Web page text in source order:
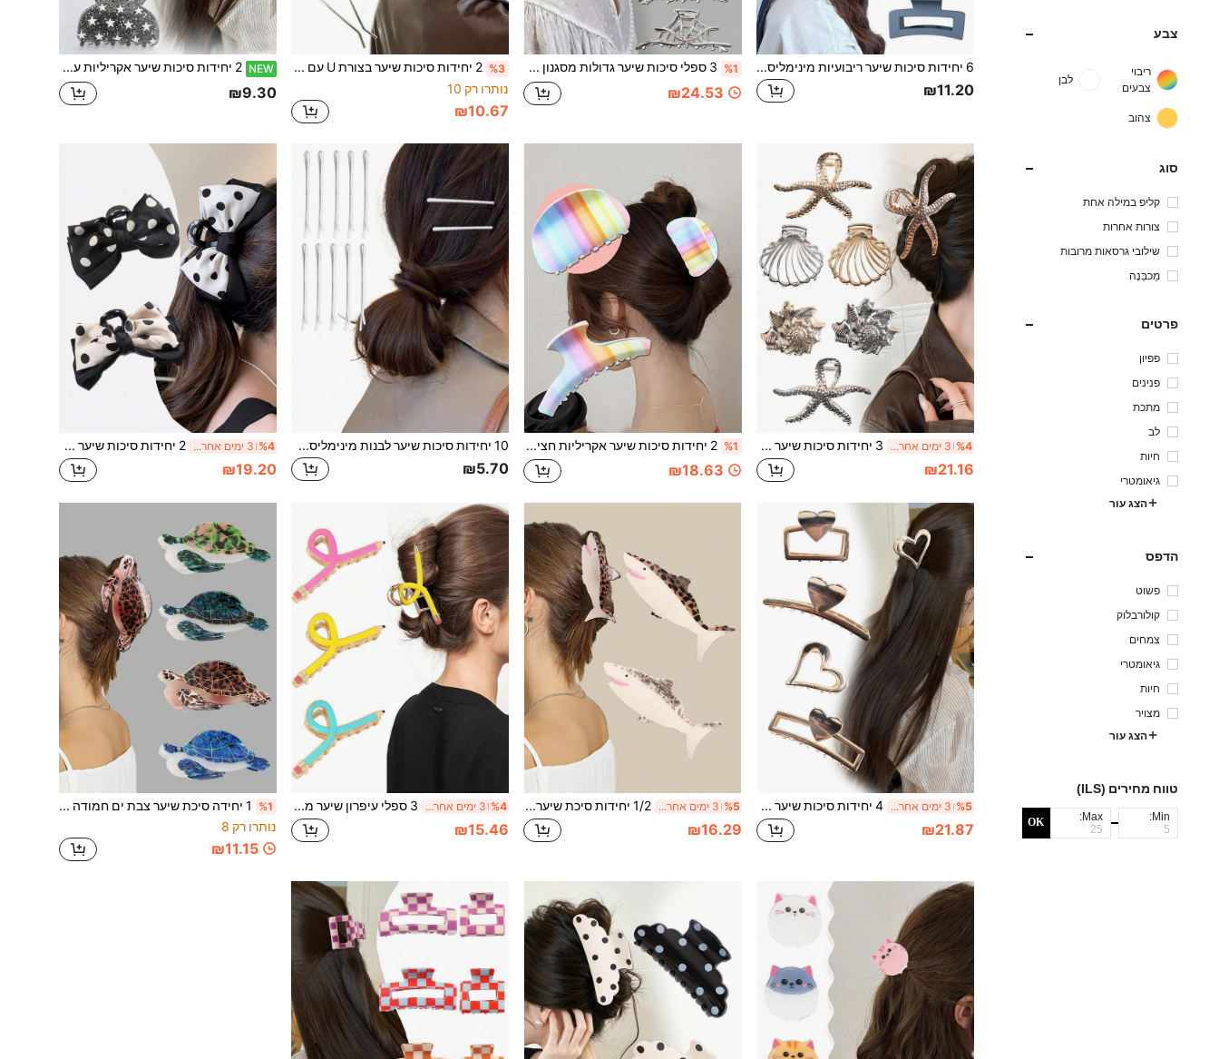
צבע
ריבוי
צבעים
לבן
צהוב
סוג
קליפ במילה אחת
צורות אחרות
שילובי גרסאות מרובות
מַכבֵּנָה
פרטים
פפיון
פנינים
מתכת
לב
חיות
גיאומטרי
הצג עור
הדפס
פשוט
קולורבלוק
צמחים
גיאומטרי
חיות
מצויר
הצג עור
טווח מחירים (ILS)
Min:
Max:
OK
6 יחידות סיכות שיער ריבועיות מינימליסטיות בצבעים חלקים במראה מט, סיכות שיער חלולות איכותיות לחלק האחורי של הראש, למקלחת, לשיער חצוי, לזנב סוס גבוה, לקיבוע שיער ללא קמטים, מתאימות ליציאות, ספורט, קניות, מסיבות, קמפינג, הופעות, תה אחר הצהריים, אביזרי שיער רב-שימושיים, מתנה פרקטית ליום האהבה, לחזרה לבית הספר, לחג ההודיה, ליום הולדת
₪11.20
%1 3 ספלי סיכות שיער גדולות מסגנון כהה של הלווין עם עיטורי עכביש, רשת עכביש, גולגולת ויד עכביש מסגסוגת, סיכות שיער חלולות פרימיום לשיער עבה, עיצוב שיער חצי-אסוף, סיכות קיבוע שיער ללא תפרים ליציאות, ספורט, קניות, מסיבות, מפגשים, אווירת חג, אביזרי שיער אישיים ומשעשעים, חזרה לבית הספר, הלווין, קרנבל, יום נישואין, יום הולדת, מתנה אידיאלית
₪24.53
%3
2 יחידות סיכות שיער בצורת U עם עיטורי ריינסטון בצורת עלה, סיכות אלגנטיות לסידור שיער בבסיס הראש לנשים ובנות, קליפים לקיבוע חצי שיער, אביזרי שיער יוקרתיים למסיבת ערב, נשף, חתונה, האנפו, צ'ונגסאם, שמלת מאמיאן, מתנה אידיאלית ליום האהבה, יום האם, יום נישואין, יום הולדת
נותרו רק 10
₪10.67
NEW 2 יחידות סיכות שיער אקריליות עם נצנצים דקים איכותיים בצורת כוכב, גדלים גדול וקטן, סיכות שיער אלגנטיות לאחורי הראש לחצי-אסוף, קוקו גבוה, מקלחת, יציאות, ספורט, קניות, מסיבות, מפגשים, חופשת חוף, הופעות, תה אחר הצהריים, אביזרי שיער מעודנים, מתנה אידיאלית ליום האהבה, חזרה לבית הספר, יום נישואין, יום הולדת
₪9.30
%4 3 ימים אחרונים 3 יחידות סיכות שיער מותאמות אישית בצורת צדפה וכוכב ים, סיכות שיער ממתכת איכותית לחלק האחורי של הראש, רחצה, חצי אסוף, זנב סוס גבוה, קיבוע שיער חלק, מתאים ליציאות, ספורט, קניות, חופשת חוף, הופעה, תה אחר הצהריים, אביזרי שיער רב-שימושיים, יום האהבה, חזרה לבית הספר, הלווין, קרנבל, מתנה יצירתית ליום הולדת
₪21.16
%1 2 יחידות סיכות שיער אקריליות חצי עיגול עם מעבר צבעים קשת פרימיום, סיכות שיער גדולות אלגנטיות ומתוקות לאחורי הראש, רחצה, תסרוקת אסופה, חצי אסופה, זנב סוס גבוה, סיכות קיבוע ללא קמטים, מתאימות ליציאות, ספורט, קניות, חופשה, מסיבה, מפגש, הופעה, תה אחר הצהריים, אביזרי שיער רב-שימושיים, מתנות פרקטיות ליום האהבה, חזרה לבית הספר, לילאלה, יום נישואין, יום הולדת
₪18.63
10 יחידות סיכות שיער לבנות מינימליסטיות ישרות לבנות, סיכות עיצוב שיער, סיכות גלים בצורת 8 לפוני, סיכות אוזן צדדיות, סיכות קיבוע שיער, מתאימות ליציאות, ספורט, קניות, בית ספר, הופעות, תה אחר הצהריים, אביזרי שיער קלאסיים רב-שימושיים, מתנות פרקטיות ליום האם, חזרה לבית הספר, יום האחיות, יום הולדת
₪5.70
%4 3 ימים אחרונים 2 יחידות סיכות שיער אלגנטיות עם פפיון בנקודות שחור & לבן, סיכות כריש גדולות לשיער עבה, סיכות שיער נגד החלקה לחצי-אסוף, זנב סוס גבוה, גולולת אחורית, מתאים לבנות, רב-שימושי ליציאות, קניות, דייטים, מסיבות, מפגשים, הופעות, תה אחר הצהריים, מתנה אידיאלית ליום האהבה, חזרה לבית הספר, חג ההודיה, יום הולדת
₪19.20
%5 3 ימים אחרונים 4 יחידות סיכות שיער גדולות ואלגנטיות בצורת לב ממתכת, סיכות שיער פרימיום לחלק האחורי של הראש, רחצה, תסרוקת אסופה, שיער נפח, חצי אסוף, קוקו גבוה, קיבוע חלק, ליציאות, ספורט, קניות, מסיבות, מפגשים, הופעות, תה אחר הצהריים, אביזרי שיער רב-שימושיים, מתנה אידיאלית ליום האהבה, חזרה לבית הספר, קרנבל, יום נישואין, יום הולדת
₪21.87
%5 3 ימים אחרונים 1/2 יחידות סיכת שיער אקרילית מסדרת אוקיינוס מהנה, תחושה פרימיום, סיכת שיער לגב הראש, סיכת שיער גדולה לזנב סוס חצי אסוף, סיכת שיער לקיבוע חלק, מתאימה ליציאות, ספורט, קניות, מסיבות, מפגשים, הופעות, תה אחר הצהריים, אביזר שיער רב-שימושי אישי, מתנה יצירתית ליום האהבה, חזרה לבית הספר, הלווין, קרנבל
₪16.29
%4 3 ימים אחרונים 3 ספלי עיפרון שיער מסגסוגת עם טיפות שמן צבעוניות, ספלי שיער פרימיום לסיכה חצי-גבוהה, ספלי קיבוע שיער ללא סימנים וללא החלקה, אביזרי שיער אישיים וכיפיים לבנות, מתאים לרחצה, יציאות, ספורט, קניות, חופשה, בית ספר, הופעה, תה אחר הצהריים, חזרה לבית ספר, הלווין, קרנבל, יום הולדת, מתנה יצירתית לחג
₪15.46
%1
1 יחידה סיכת שיער צבת ים חמודה מאצטט, סיכת שיער גדולה פרימיום לאסוף את השיער מאחור, מראה נפח, חצי אסוף גבוה, סיכת שיער לקיבוע חלק, ליציאות, ספורט, קניות, מסיבות, מפגשים, הופעות, תה אחר הצהריים, אביזר שיער אישי וכיפי, יום האהבה, חזרה לבית הספר, הלווין, מתנה יצירתית ליום הולדת
נותרו רק 8
₪11.15